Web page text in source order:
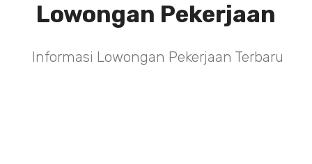
Lowongan Pekerjaan
Informasi Lowongan Pekerjaan Terbaru